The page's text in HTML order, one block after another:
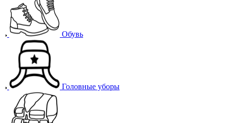
Обувь
Головные уборы